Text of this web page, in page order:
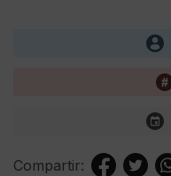
Compartir: